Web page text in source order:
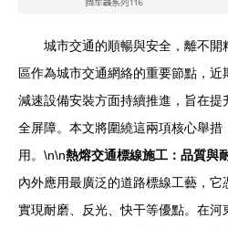
城市交通的順暢與安全，離不
區作為城市交通網絡的重要節點，
減速設備安裝方面持續推進，旨在
全屏障。本文將圍繞這兩項核心舉
用。\n\n熱熔交通標線施工：品質與
內外應用最廣泛的道路標線工藝，它
實現耐磨、反光、快干等優點。在